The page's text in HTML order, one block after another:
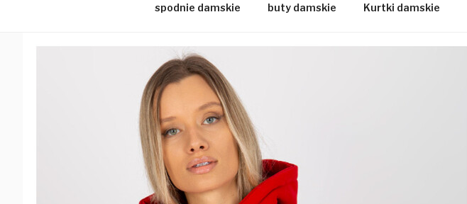
spodnie damskie buty damskie Kurtki damskie